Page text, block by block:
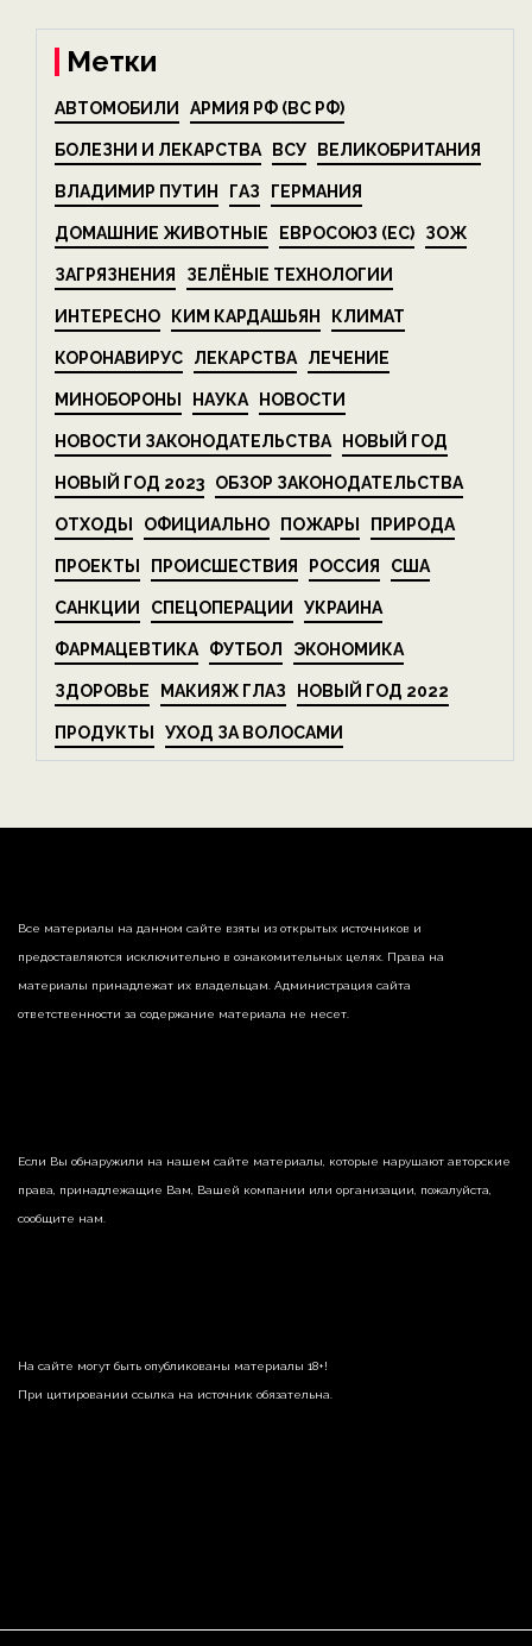
Метки
АВТОМОБИЛИ АРМИЯ РФ (ВС РФ)
БОЛЕЗНИ И ЛЕКАРСТВА ВСУ ВЕЛИКОБРИТАНИЯ
ВЛАДИМИР ПУТИН ГАЗ ГЕРМАНИЯ
ДОМАШНИЕ ЖИВОТНЫЕ ЕВРОСОЮЗ (ЕС) ЗОЖ
ЗАГРЯЗНЕНИЯ ЗЕЛЁНЫЕ ТЕХНОЛОГИИ
ИНТЕРЕСНО КИМ КАРДАШЬЯН КЛИМАТ
КОРОНАВИРУС ЛЕКАРСТВА ЛЕЧЕНИЕ
МИНОБОРОНЫ НАУКА НОВОСТИ
НОВОСТИ ЗАКОНОДАТЕЛЬСТВА НОВЫЙ ГОД
НОВЫЙ ГОД 2023 ОБЗОР ЗАКОНОДАТЕЛЬСТВА
ОТХОДЫ ОФИЦИАЛЬНО ПОЖАРЫ ПРИРОДА
ПРОЕКТЫ ПРОИСШЕСТВИЯ РОССИЯ США
САНКЦИИ СПЕЦОПЕРАЦИИ УКРАИНА
ФАРМАЦЕВТИКА ФУТБОЛ ЭКОНОМИКА
ЗДОРОВЬЕ МАКИЯЖ ГЛАЗ НОВЫЙ ГОД 2022
ПРОДУКТЫ УХОД ЗА ВОЛОСАМИ
Все материалы на данном сайте взяты из открытых источников и
предоставляются исключительно в ознакомительных целях. Права на
материалы принадлежат их владельцам. Администрация сайта
ответственности за содержание материала не несет.
Если Вы обнаружили на нашем сайте материалы, которые нарушают авторские
права, принадлежащие Вам, Вашей компании или организации, пожалуйста,
сообщите нам.
На сайте могут быть опубликованы материалы 18+!
При цитировании ссылка на источник обязательна.